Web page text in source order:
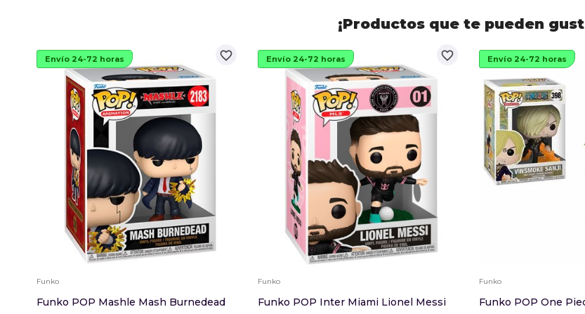
¡Productos que te pueden
favorite_border
Envío 24-72 horas
Funko
Funko POP Mashle Mash Burnedead
favorite_border
Envío 24-72 horas
Funko
Funko POP Inter Miami Lionel Messi
Envío 24-72 horas
Funko
Funko POP One